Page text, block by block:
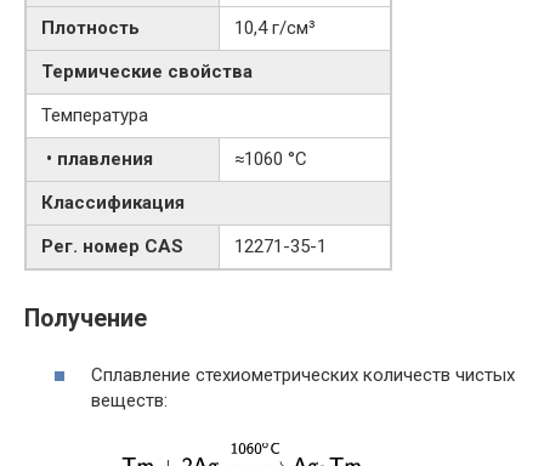
Плотность
10,4 г/см³
Термические свойства
Температура
• плавления
≈1060 °C
Классификация
Рег. номер CAS
12271-35-1
Получение
Сплавление стехиометрических количеств чистых
веществ: